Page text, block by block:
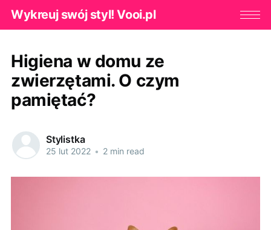
Wykreuj swój styl! Vooi.pl
Higiena w domu ze
zwierzętami. O czym
pamiętać?
Stylistka
25 lut 2022 • 2 min read